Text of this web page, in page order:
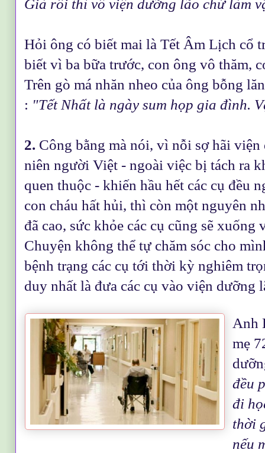
Già rồi thì vô viện dưỡng lão chứ làm
Hỏi ông có biết mai là Tết Âm Lịch cổ
biết vì ba bữa trước, con ông vô thăm,
Trên gò má nhăn nheo của ông bỗng
: "Tết Nhất là ngày sum họp gia đình.
2. Công bằng mà nói, vì nỗi sợ hãi viện
niên người Việt - ngoài việc bị tách ra
quen thuộc - khiến hầu hết các cụ đều
con cháu hất hủi, thì còn một nguyên
đã cao, sức khỏe các cụ cũng sẽ xuống
Chuyện không thể tự chăm sóc cho
bệnh trạng các cụ tới thời kỳ nghiêm
duy nhất là đưa các cụ vào viện dưỡng
Anh
mẹ
đều
đi
thời
nếu